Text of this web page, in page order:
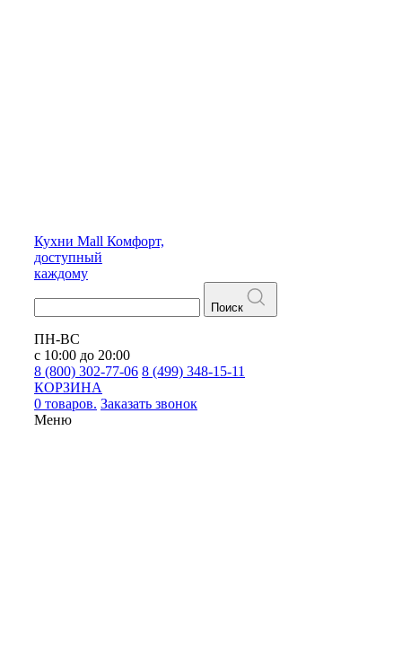
Кухни Mall Комфорт,
доступный
каждому
Поиск
ПН-ВС
с 10:00 до 20:00
8 (800) 302-77-06 8 (499) 348-15-11
КОРЗИНА
0 товаров. Заказать звонок
Меню